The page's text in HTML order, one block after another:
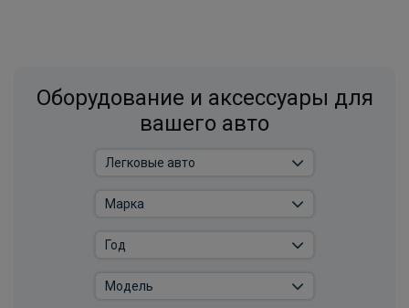
универсальный без реле WESTFALIA 13-
ПОД ЗАКАЗ ОТ 14 ДНЕЙ
Оборудование и аксессуары для
вашего авто